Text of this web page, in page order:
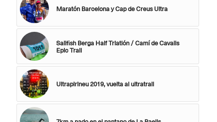
Maratón Barcelona y Cap de Creus Ultra
Sailfish Berga Half Triatlón / Camí de Cavalls
Epic Trail
Ultrapirineu 2019, vuelta al ultratrail